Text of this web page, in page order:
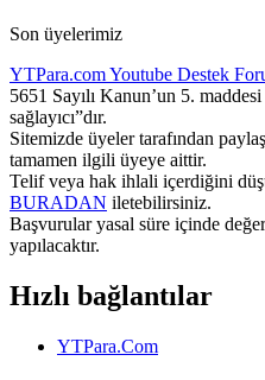
Son üyelerimiz
YTPara.comYoutube Destek
5651 Sayılı Kanun’un 5.
sağlayıcı”dır.
Sitemizde üyeler tarafından
tamamen ilgili üyeye aittir.
Telif veya hak ihlali içerdiğini
BURADAN iletebilirsiniz.
Başvurular yasal süre içinde
yapılacaktır.
Hızlı bağlantılar
YTPara.Com